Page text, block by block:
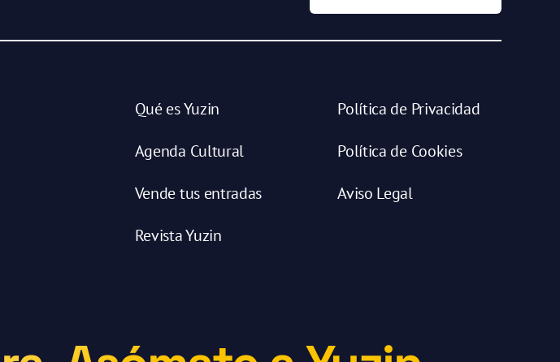
Qué es Yuzin
Agenda Cultural
Vende tus entradas
Revista Yuzin
Política de Privacidad
Política de Cookies
Aviso Legal